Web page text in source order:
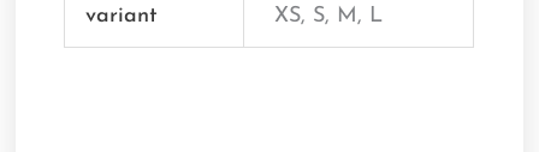
variant XS, S, M, L